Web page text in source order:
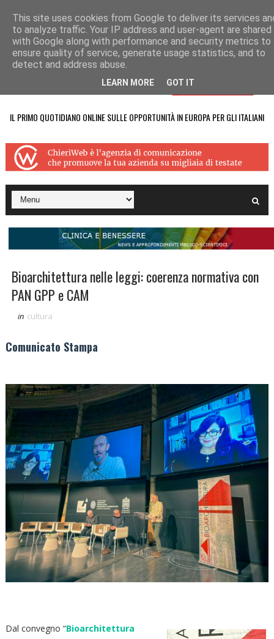
IL PRIMO QUOTIDIANO ONLINE SULLE OPPORTUNITÀ IN EUROPA PER GLI ITALIANI
Bioarchitettura nelle leggi: coerenza normativa con
PAN GPP e CAM
in cultura
Comunicato Stampa
Dal convegno “Bioarchitettura
This site uses cookies from Google to deliver its services
to analyze traffic. Your IP address and user-agent are shared
with Google along with performance and security metrics to
ensure quality of service, generate usage statistics, and to
detect and address abuse.
LEARN MORE GOT IT